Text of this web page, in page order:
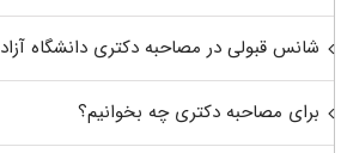
شانس قبولی در مصاحبه دکتری دانشگاه آزاد
برای مصاحبه دکتری چه بخوانیم؟